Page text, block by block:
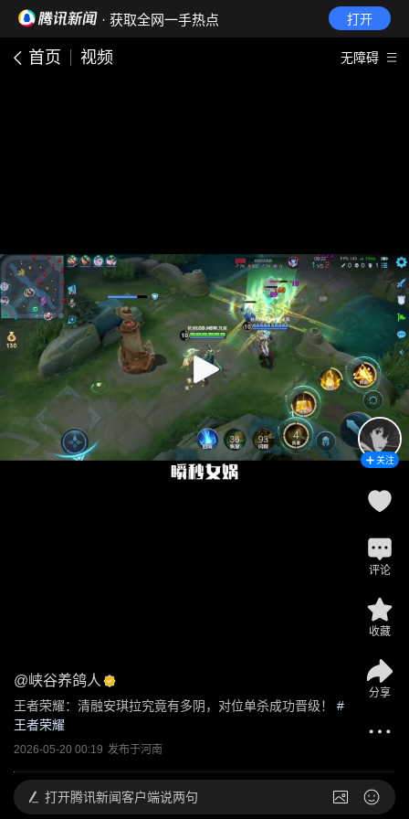
· 获取全网一手热点 打开
首页 视频 无障碍
@峡谷养鸽人
王者荣耀：清融安琪拉究竟有多阴，对位单杀成功晋级！
#
王者荣耀
2026-05-20 00:19 发布于河南
关注
评论
收藏
分享
打开腾讯新闻客户端说两句